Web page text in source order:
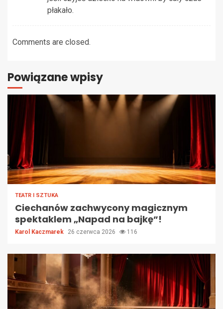
płakało.
Comments are closed.
Powiązane wpisy
TEATR I SZTUKA
Ciechanów zachwycony magicznym
spektaklem „Napad na bajkę”!
Karol Kaczmarek 26 czerwca 2026 116